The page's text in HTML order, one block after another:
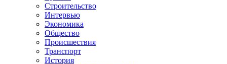
Строительство
Интервью
Экономика
Общество
Происшествия
Транспорт
История